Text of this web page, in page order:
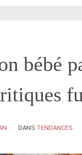
bébé
DANS TENDANCES